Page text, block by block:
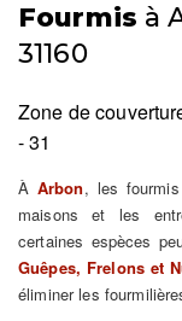
Fourmis à
31160
Zone de
- 31
À Arbon, les
maisons et les
certaines espèces
Guêpes, Frelons et
éliminer les